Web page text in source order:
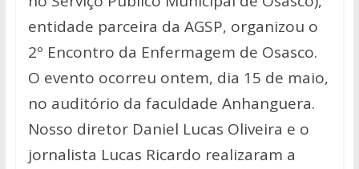
s
A
p
p
b
o
o
k
er y
Li
n
k
e
entidade parceira da AGSP, organizou o
2º Encontro da Enfermagem de Osasco.
O evento ocorreu ontem, dia 15 de maio,
no auditório da faculdade Anhanguera.
Nosso diretor Daniel Lucas Oliveira e o
jornalista Lucas Ricardo realizaram a